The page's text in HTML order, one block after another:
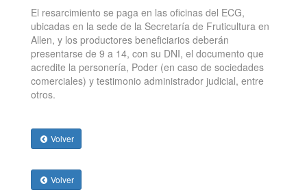
El resarcimiento se paga en las oficinas del ECG,
ubicadas en la sede de la Secretaría de Fruticultura en
Allen, y los productores beneficiarios deberán
presentarse de 9 a 14, con su DNI, el documento que
acredite la personería, Poder (en caso de sociedades
comerciales) y testimonio administrador judicial, entre
otros.
Volver
Volver